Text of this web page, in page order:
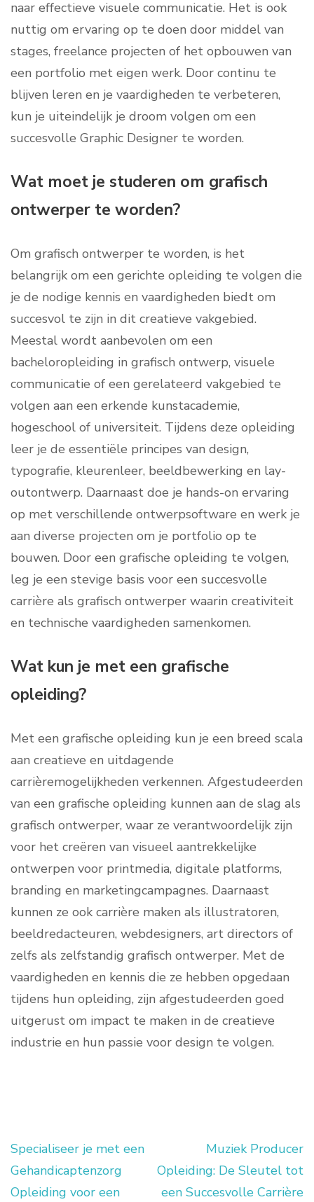
naar effectieve visuele communicatie. Het is ook
nuttig om ervaring op te doen door middel van
stages, freelance projecten of het opbouwen van
een portfolio met eigen werk. Door continu te
blijven leren en je vaardigheden te verbeteren,
kun je uiteindelijk je droom volgen om een
succesvolle Graphic Designer te worden.
Wat moet je studeren om grafisch
ontwerper te worden?
Om grafisch ontwerper te worden, is het
belangrijk om een gerichte opleiding te volgen die
je de nodige kennis en vaardigheden biedt om
succesvol te zijn in dit creatieve vakgebied.
Meestal wordt aanbevolen om een
bacheloropleiding in grafisch ontwerp, visuele
communicatie of een gerelateerd vakgebied te
volgen aan een erkende kunstacademie,
hogeschool of universiteit. Tijdens deze opleiding
leer je de essentiële principes van design,
typografie, kleurenleer, beeldbewerking en lay-
outontwerp. Daarnaast doe je hands-on ervaring
op met verschillende ontwerpsoftware en werk je
aan diverse projecten om je portfolio op te
bouwen. Door een grafische opleiding te volgen,
leg je een stevige basis voor een succesvolle
carrière als grafisch ontwerper waarin creativiteit
en technische vaardigheden samenkomen.
Wat kun je met een grafische
opleiding?
Met een grafische opleiding kun je een breed scala
aan creatieve en uitdagende
carrièremogelijkheden verkennen. Afgestudeerden
van een grafische opleiding kunnen aan de slag als
grafisch ontwerper, waar ze verantwoordelijk zijn
voor het creëren van visueel aantrekkelijke
ontwerpen voor printmedia, digitale platforms,
branding en marketingcampagnes. Daarnaast
kunnen ze ook carrière maken als illustratoren,
beeldredacteuren, webdesigners, art directors of
zelfs als zelfstandig grafisch ontwerper. Met de
vaardigheden en kennis die ze hebben opgedaan
tijdens hun opleiding, zijn afgestudeerden goed
uitgerust om impact te maken in de creatieve
industrie en hun passie voor design te volgen.
Berichtnavigatie
Specialiseer je met een
Gehandicaptenzorg
Opleiding voor een
Muziek Producer
Opleiding: De Sleutel tot
een Succesvolle Carrière